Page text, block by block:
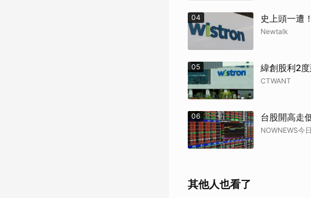
04 史上頭一遭
Newtalk
05 緯創股利2
CTWANT
06 台股開高走
NOWNEWS今
其他人也看了